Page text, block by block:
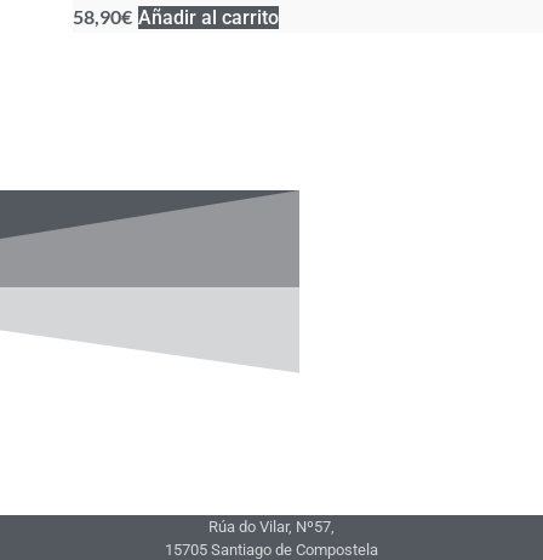
58,90€ Añadir al carrito
Rúa do Vilar, Nº57,
15705 Santiago de Compostela